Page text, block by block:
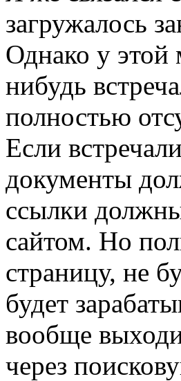
загружалось
Однако у этой
нибудь
полностью
Если
документы
ссылки
сайтом. Но
страницу, не
будет
вообще
через